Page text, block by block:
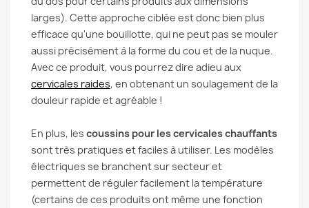
larges). Cette approche ciblée est donc bien plus
efficace qu'une bouillotte, qui ne peut pas se mouler
aussi précisément à la forme du cou et de la nuque.
Avec ce produit, vous pourrez dire adieu aux
cervicales raides, en obtenant un soulagement de la
douleur rapide et agréable !
En plus, les coussins pour les cervicales chauffants
sont très pratiques et faciles à utiliser. Les modèles
électriques se branchent sur secteur et
permettent de réguler facilement la température
(certains de ces produits ont même une fonction